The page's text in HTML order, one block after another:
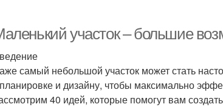
участок – большие
самый небольшой участок может стать
и дизайну, чтобы максимально
40 идей, которые помогут вам